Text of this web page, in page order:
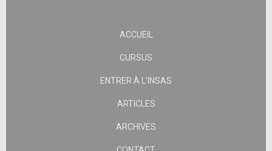
ACCUEIL
CURSUS
ENTRER À L’INSAS
ARTICLES
ARCHIVES